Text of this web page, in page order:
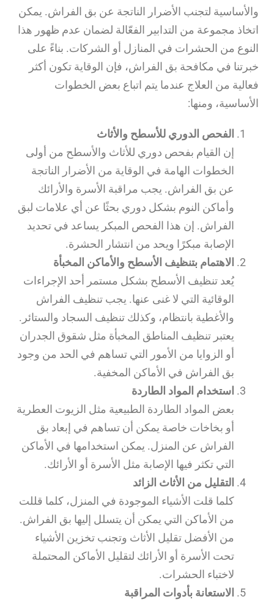
والأساسية لتجنب الأضرار الناتجة عن بق الفراش. يمكن
اتخاذ مجموعة من التدابير الفعّالة لضمان عدم ظهور هذا
النوع من الحشرات في المنازل أو الشركات. بناءً على
خبرتنا في مكافحة بق الفراش، فإن الوقاية تكون أكثر
فعالية من العلاج عندما يتم اتباع بعض الخطوات
الأساسية، ومنها:
الفحص الدوري للأسطح والأثاث
إن القيام بفحص دوري للأثاث والأسطح من أولى
الخطوات الهامة في الوقاية من الأضرار الناتجة
عن بق الفراش. يجب مراقبة الأسرة والأرائك
وأماكن النوم بشكل دوري بحثًا عن أي علامات لبق
الفراش. إن هذا الفحص المبكر يساعد في تحديد
الإصابة مبكرًا ويحد من انتشار الحشرة.
الاهتمام بتنظيف الأسطح والأماكن المخبأة
يُعد تنظيف الأسطح بشكل مستمر أحد الإجراءات
الوقائية التي لا غنى عنها. يجب تنظيف الفراش
والأغطية بانتظام، وكذلك تنظيف السجاد والستائر.
يعتبر تنظيف المناطق المخبأة مثل شقوق الجدران
أو الزوايا من الأمور التي تساهم في الحد من وجود
بق الفراش في الأماكن المخفية.
استخدام المواد الطاردة
بعض المواد الطاردة الطبيعية مثل الزيوت العطرية
أو بخاخات خاصة يمكن أن تساهم في إبعاد بق
الفراش عن المنزل. يمكن استخدامها في الأماكن
التي تكثر فيها الإصابة مثل الأسرة أو الأرائك.
التقليل من الأثاث الزائد
كلما قلت الأشياء الموجودة في المنزل، كلما قللت
من الأماكن التي يمكن أن يتسلل إليها بق الفراش.
من الأفضل تقليل الأثاث وتجنب تخزين الأشياء
تحت الأسرة أو الأرائك لتقليل الأماكن المحتملة
لاختباء الحشرات.
الاستعانة بأدوات المراقبة